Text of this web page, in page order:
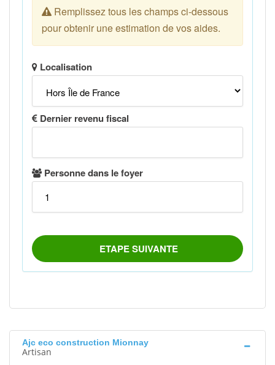
Ajc eco construction Mionnay
Artisan